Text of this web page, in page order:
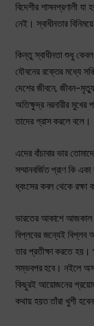
বিদেশীর শাসনপ্রণালী
নেই। স্বাধীনতার
কিন্তু স্বাধীনতা শুধু
যৌবনের রক্তের মধ্যে
দেশের জীবনে, জীবন-
অতিক্ষুদ্র নরনারীর মুখের
তাদের গ্রাস করলে বলে।
এদের বাঁচাবার ভার
সম্মানবর্জিত প্রাণ কি
ধ্বংসের কবল থেকে
ভারতের আকাশে আজকাল
বিপ্লবের জন্যেই বিপ্লব
তার প্রতীক্ষা করতে হয়।
সম্ভবপর হবে। নইলে
কিছুরই আয়োজনের
কথায় হয়ত তাঁরা খুশী